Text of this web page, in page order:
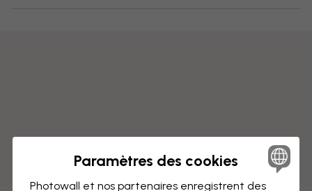
Paramètres des cookies
Photowall et nos partenaires enregistrent des